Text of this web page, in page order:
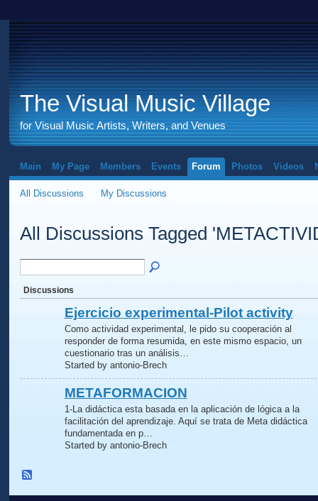
The Visual Music Village
for Visual Music Artists, Writers, and Venues
Main My Page Members Events Forum Photos Videos
All Discussions My Discussions
All Discussions Tagged
Discussions
Ejercicio experimental-Pilot activity
Como actividad experimental, le pido su cooperación al
responder de forma resumida, en este mismo espacio, un
cuestionario tras un análisis…
Started by antonio-Brech
METAFORMACION
1-La didáctica esta basada en la aplicación de lógica a la
facilitación del aprendizaje. Aquí se trata de Meta didáctica
fundamentada en p…
Started by antonio-Brech